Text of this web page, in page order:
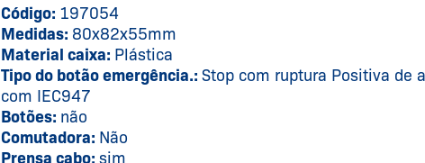
Código: 197054
Medidas: 80x82x55mm
Material caixa: Plástica
Tipo do botão emergência.: Stop com ruptura Positiva de
com IEC947
Botões: não
Comutadora: Não
Prensa cabo: sim